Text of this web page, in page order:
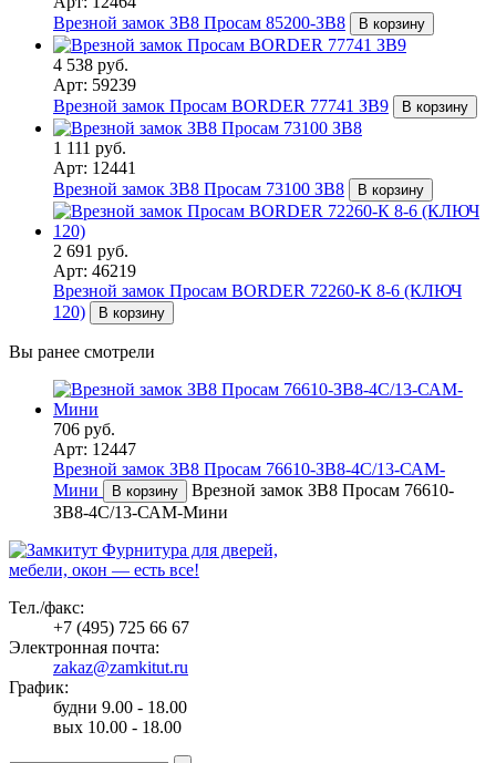
Врезной замок ЗВ8 Просам 85200-ЗВ8
В корзину
4 538 руб.
Арт: 59239
Врезной замок Просам BORDER 77741 ЗВ9
В корзину
1 111 руб.
Арт: 12441
Врезной замок ЗВ8 Просам 73100 ЗВ8
В корзину
2 691 руб.
Арт: 46219
Врезной замок Просам BORDER 72260-К 8-6 (КЛЮЧ
120)
В корзину
Вы ранее смотрели
706 руб.
Арт: 12447
Врезной замок ЗВ8 Просам 76610-ЗВ8-4С/13-САМ-
Мини
В корзину
Врезной замок ЗВ8 Просам 76610-
ЗВ8-4С/13-САМ-Мини
Фурнитура для дверей,
мебели, окон — есть все!
Тел./факс:
+7 (495) 725 66 67
Электронная почта:
zakaz@zamkitut.ru
График:
будни 9.00 - 18.00
вых 10.00 - 18.00